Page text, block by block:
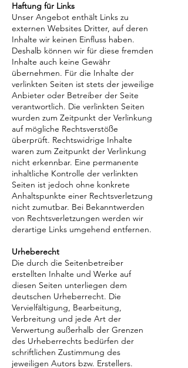
Haftung für Links
Unser Angebot enthält Links zu
externen Websites Dritter, auf deren
Inhalte wir keinen Einfluss haben.
Deshalb können wir für diese fremden
Inhalte auch keine Gewähr
übernehmen. Für die Inhalte der
verlinkten Seiten ist stets der jeweilige
Anbieter oder Betreiber der Seite
verantwortlich. Die verlinkten Seiten
wurden zum Zeitpunkt der Verlinkung
auf mögliche Rechtsverstöße
überprüft. Rechtswidrige Inhalte
waren zum Zeitpunkt der Verlinkung
nicht erkennbar. Eine permanente
inhaltliche Kontrolle der verlinkten
Seiten ist jedoch ohne konkrete
Anhaltspunkte einer Rechtsverletzung
nicht zumutbar. Bei Bekanntwerden
von Rechtsverletzungen werden wir
derartige Links umgehend entfernen.
Urheberecht
Die durch die Seitenbetreiber
erstellten Inhalte und Werke auf
diesen Seiten unterliegen dem
deutschen Urheberrecht. Die
Vervielfältigung, Bearbeitung,
Verbreitung und jede Art der
Verwertung außerhalb der Grenzen
des Urheberrechts bedürfen der
schriftlichen Zustimmung des
jeweiligen Autors bzw. Erstellers.